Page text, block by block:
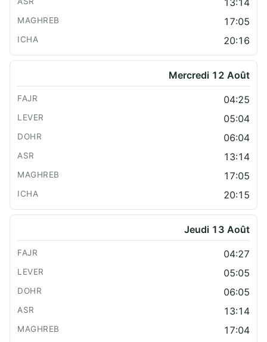
17:05
20:16
Mercredi 12 Août
04:25
05:04
06:04
13:14
17:05
20:15
Jeudi 13 Août
04:27
05:05
06:05
13:14
17:04